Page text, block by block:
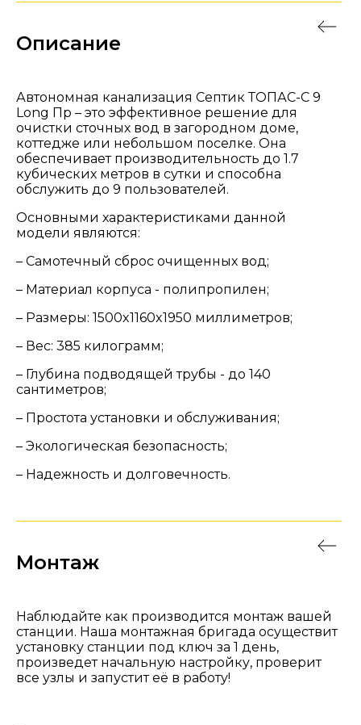
Описание
Автономная канализация Септик ТОПАС-С 9
Long Пр – это эффективное решение для
очистки сточных вод в загородном доме,
коттедже или небольшом поселке. Она
обеспечивает производительность до 1.7
кубических метров в сутки и способна
обслужить до 9 пользователей.
Основными характеристиками данной
модели являются:
– Самотечный сброс очищенных вод;
– Материал корпуса - полипропилен;
– Размеры: 1500x1160x1950 миллиметров;
– Вес: 385 килограмм;
– Глубина подводящей трубы - до 140
сантиметров;
– Простота установки и обслуживания;
– Экологическая безопасность;
– Надежность и долговечность.
Монтаж
Наблюдайте как производится монтаж вашей
станции. Наша монтажная бригада осуществит
установку станции под ключ за 1 день,
произведет начальную настройку, проверит
все узлы и запустит её в работу!